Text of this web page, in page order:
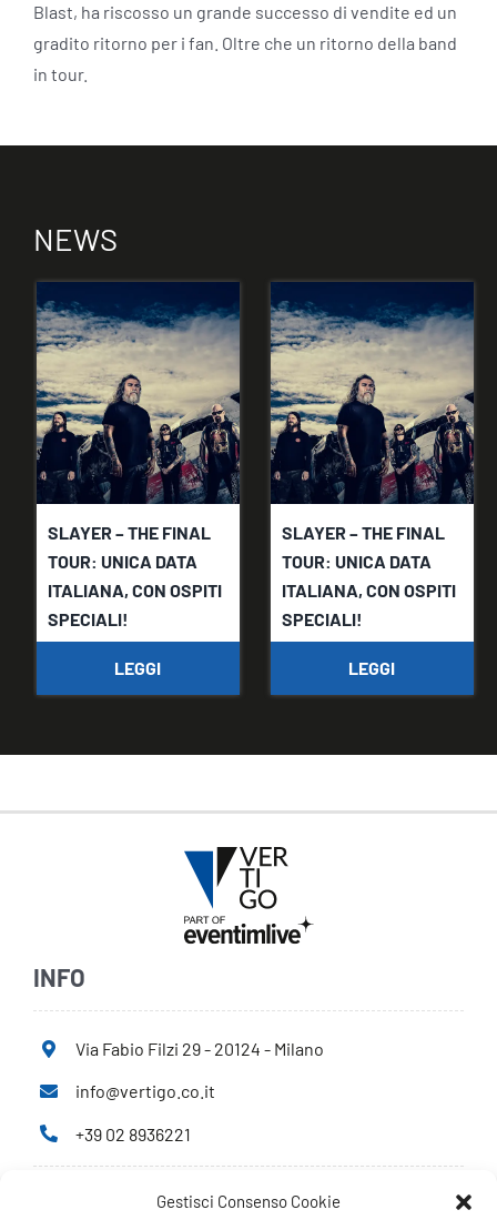
Gestisci Consenso Cookie
Blast, ha riscosso un grande successo di vendite ed un
gradito ritorno per i fan. Oltre che un ritorno della band
in tour.
NEWS
SLAYER – THE FINAL
TOUR: UNICA DATA
ITALIANA, CON OSPITI
SPECIALI!
LEGGI
SLAYER – THE FINAL
TOUR: UNICA DATA
ITALIANA, CON OSPITI
SPECIALI!
LEGGI
INFO
Via Fabio Filzi 29 - 20124 - Milano
info@vertigo.co.it
+39 02 8936221
Privacy Policy